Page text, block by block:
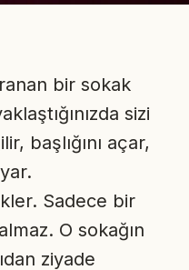
bir sokak
sizi
başlığını açar,
Sadece bir
O sokağın
ziyade